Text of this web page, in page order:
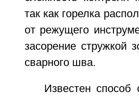
так как горелка
от режущего
засорение стружкой
сварного шва.
Известен способ